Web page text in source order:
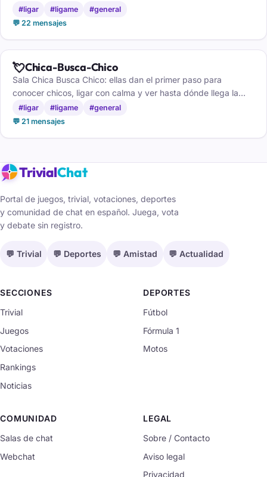
Solo mayores de 18 años.
#ligar #ligame
#general
💬 22 mensajes
💘Chica-Busca-Chico
Sala Chica Busca Chico: ellas dan el primer paso para
conocer chicos, ligar con calma y ver hasta dónde llega la
conexión.
#ligar #ligame
#general
💬 21 mensajes
TrivialChat
Portal de juegos, trivial, votaciones, deportes
y comunidad de chat en español. Juega, vota
y debate sin registro.
💬 Trivial 💬 Deportes 💬 Amistad 💬 Actualidad
SECCIONES
Trivial
Juegos
Votaciones
Rankings
Noticias
DEPORTES
Fútbol
Fórmula 1
Motos
COMUNIDAD
Salas de chat
Webchat
LEGAL
Sobre / Contacto
Aviso legal
Privacidad